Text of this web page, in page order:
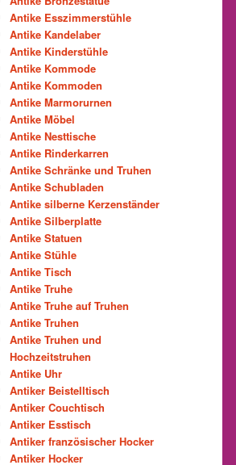
Antike Esszimmerstühle
Antike Kandelaber
Antike Kinderstühle
Antike Kommode
Antike Kommoden
Antike Marmorurnen
Antike Möbel
Antike Nesttische
Antike Rinderkarren
Antike Schränke und Truhen
Antike Schubladen
Antike silberne Kerzenständer
Antike Silberplatte
Antike Statuen
Antike Stühle
Antike Tisch
Antike Truhe
Antike Truhe auf Truhen
Antike Truhen
Antike Truhen und
Hochzeitstruhen
Antike Uhr
Antiker Beistelltisch
Antiker Couchtisch
Antiker Esstisch
Antiker französischer Hocker
Antiker Hocker